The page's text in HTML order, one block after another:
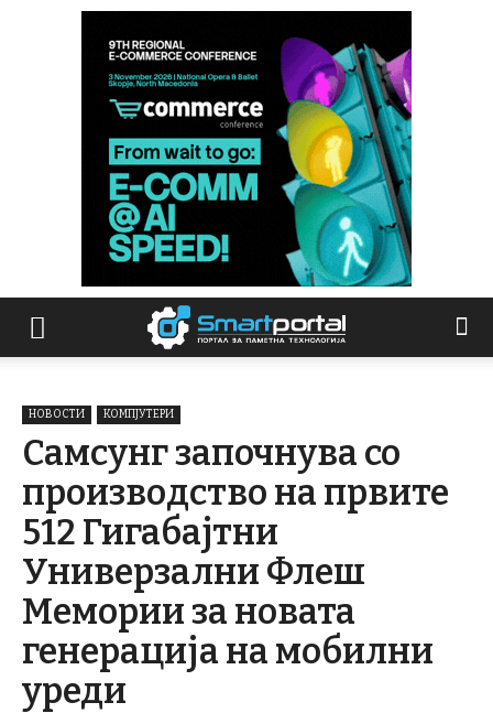
НОВОСТИ КОМПЈУТЕРИ
Самсунг започнува со
производство на првите
512 Гигабајтни
Универзални Флеш
Мемории за новата
генерација на мобилни
уреди